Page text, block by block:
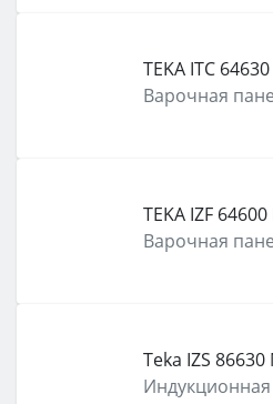
TEKA ITC
Варочная
TEKA IZF 64600
Варочная
Teka IZS 86630